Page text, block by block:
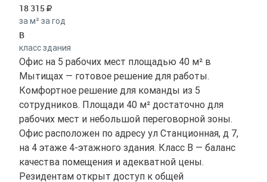
18 315
за м² за год
B
класс здания
Офис на 5 рабочих мест площадью 40 м² в
Мытищах — готовое решение для работы.
Комфортное решение для команды из 5
сотрудников. Площади 40 м² достаточно для
рабочих мест и небольшой переговорной зоны.
Офис расположен по адресу ул Станционная, д 7,
на 4 этаже 4-этажного здания. Класс B — баланс
качества помещения и адекватной цены.
Резидентам открыт доступ к общей